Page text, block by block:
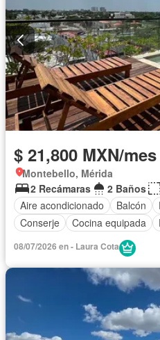
$ 21,800 MXN/mes
Montebello, Mérida
2 Recámaras
2 Baños
Aire acondicionado
Balcón
Conserje
Cocina equipada
08/07/2026 en - Laura Cota